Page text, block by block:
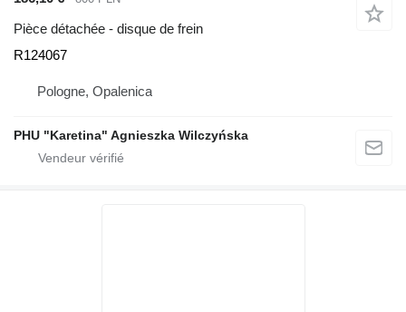
Pièce détachée - disque de frein
R124067
Pologne, Opalenica
PHU "Karetina" Agnieszka Wilczyńska